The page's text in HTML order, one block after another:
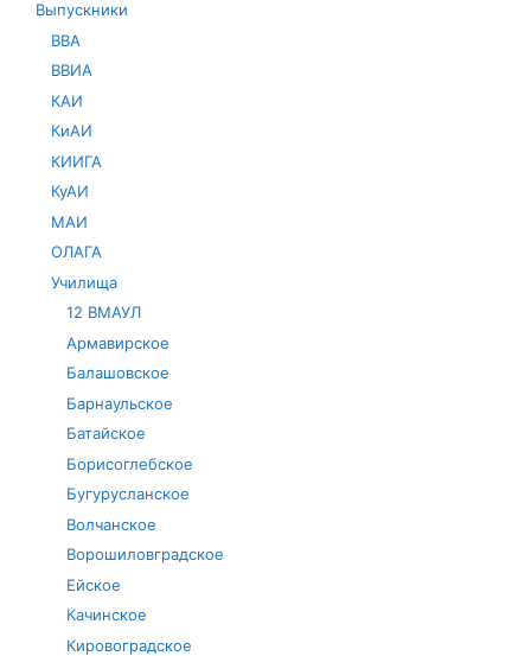
Выпускники
ВВА
ВВИА
КАИ
КиАИ
КИИГА
КуАИ
МАИ
ОЛАГА
Училища
12 ВМАУЛ
Армавирское
Балашовское
Барнаульское
Батайское
Борисоглебское
Бугурусланское
Волчанское
Ворошиловградское
Ейское
Качинское
Кировоградское